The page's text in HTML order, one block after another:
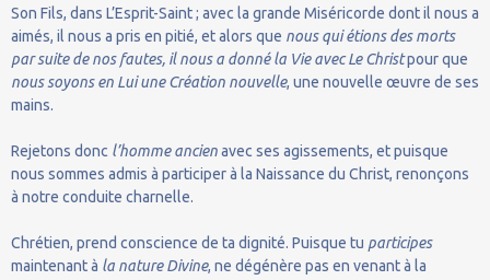
Son Fils, dans L’Esprit-Saint ; avec la grande Miséricorde dont il nous a
aimés, il nous a pris en pitié, et alors que nous qui étions des morts
par suite de nos fautes, il nous a donné la Vie avec Le Christpour que
nous soyons en Lui une Création nouvelle, une nouvelle œuvre de ses
mains.
Rejetons donc l’homme ancienavec ses agissements, et puisque
nous sommes admis à participer à la Naissance du Christ, renonçons
à notre conduite charnelle.
Chrétien, prend conscience de ta dignité. Puisque tu participes
maintenant à la nature Divine, ne dégénère pas en venant à la